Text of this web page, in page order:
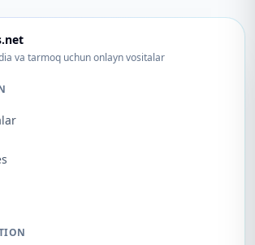
va tarmoq uchun onlayn vositalar